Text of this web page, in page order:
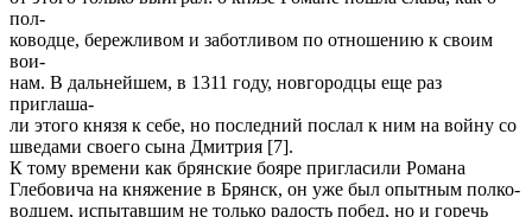
пол-
ководце, бережливом и заботливом по отношению к своим
вои-
нам. В дальнейшем, в 1311 году, новгородцы еще раз
приглаша-
ли этого князя к себе, но последний послал к ним на войну со
шведами своего сына Дмитрия [7].
К тому времени как брянские бояре пригласили Романа
Глебовича на княжение в Брянск, он уже был опытным полко-
водцем, испытавшим не только радость побед, но и горечь